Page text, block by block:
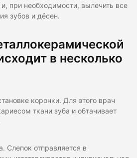
при необходимости, вылечить все
зубов и дёсен.
в несколько
коронки. Для этого врач
ткани зуба и обтачивает
Слепок отправляется в